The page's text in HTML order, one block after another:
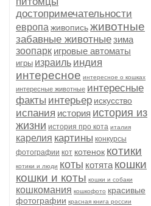
достопримечательности
европа живописьживотные
забавные животныезима
зоопарк игровые автоматы
игры израиль индия
интересное интересное о кошках
интересные животные интересные
факты интерьер искусство
испания история история из
жизни история про кота италия
карелия картины конкурсы
фотографии кот котенок котики
котики и люди коты котята кошки
кошки и коты кошки и собаки
кошкомания кошкофото красивые
фотографии красная книга россии